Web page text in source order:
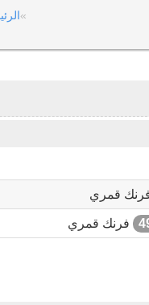
قمري
فرنك قمري